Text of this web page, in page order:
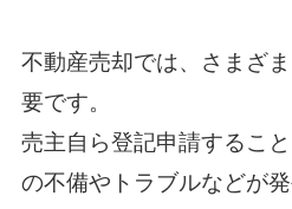
不動産売却では、さまざ
要です。
売主自ら登記申請するこ
の不備やトラブルなどが